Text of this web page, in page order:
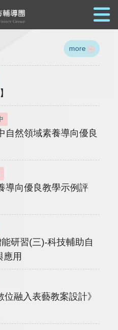
more
自然領域素養導向優良
導向優良教學示例評
研習(三)-科技輔助自
應用
融入表藝教案設計》